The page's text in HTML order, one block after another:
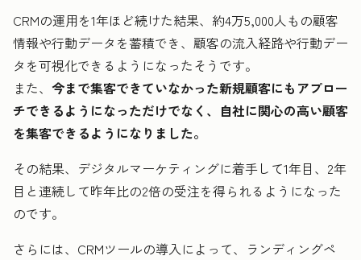
CRMの運用を1年ほど続けた結果、約4万5,000人もの顧客
情報や行動データを蓄積でき、顧客の流入経路や行動デー
タを可視化できるようになったそうです。
また、 今まで集客できていなかった新規顧客にもアプロー
チできるようになっただけでなく、自社に関心の高い顧客
を集客できるようになりました。
その結果、デジタルマーケティングに着手して1年目、2年
目と連続して昨年比の2倍の受注を得られるようになった
のです。
さらには、CRMツールの導入によって、ランディングペ